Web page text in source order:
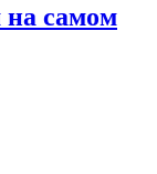
самом